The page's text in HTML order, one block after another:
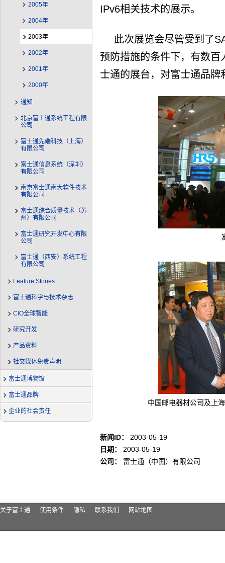
2005年
2004年
2003年
2002年
2001年
2000年
通知
北京富士通系统工程有限
公司
富士通先端科技（上海）
有限公司
富士通信息系统（深圳）
有限公司
南京富士通南大软件技术
有限公司
富士通综合质量技术（苏
州）有限公司
富士通研究开发中心有限
公司
富士通（西安）系统工程
有限公司
Feature Stories
富士通科学与技术杂志
CIO全球智能
研究开发
产品资料
社交媒体免责声明
富士通博物馆
富士通品牌
企业的社会责任
IPv6相关技术的展示。
此次展览会尽管受到了
预防措施的条件下，有数
士通的展台，对富士通品
中国邮电器材公司及上
新闻ID：
2003-05-19
日期：
2003-05-19
公司：
富士通（中国）有限公司
关于富士通 使用条件 隐私 联系我们 网站地图